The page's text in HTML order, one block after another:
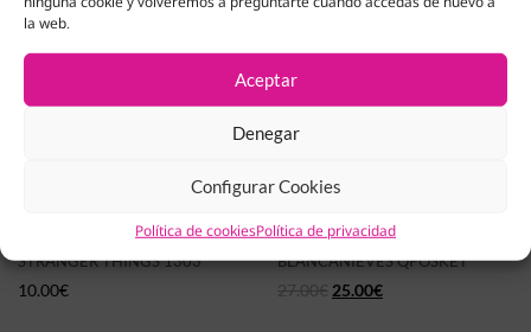
la web.
Aceptar
Denegar
Configurar Cookies
Política de cookiesPolítica de privacidad
FIGURA FUNKO POP! DEMOBAT
STRANGER THINGS 1303
10.00€
FIGURA BANPRESTO
BLANCANIEVES QPOSKET
27.00€ 25.00€